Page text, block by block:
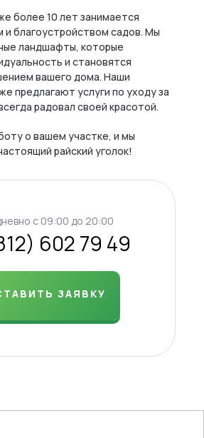
более 10 лет занимается
и благоустройством садов. Мы
ландшафты, которые
и становятся
вашего дома. Наши
предлагают услуги по уходу за
радовал своей красотой.
о вашем участке, и мы
райский уголок!
c 09:00 до 20:00
602 79 49
ЗАЯВКУ